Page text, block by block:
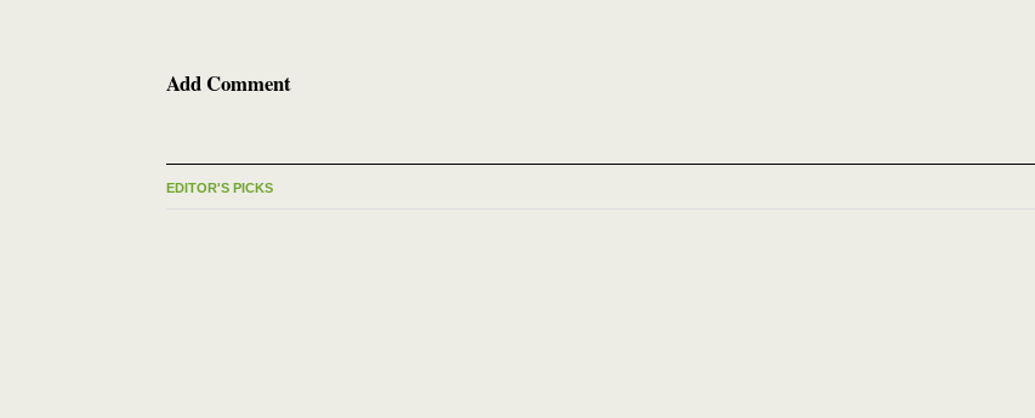
Add Comment
EDITOR'S PICKS